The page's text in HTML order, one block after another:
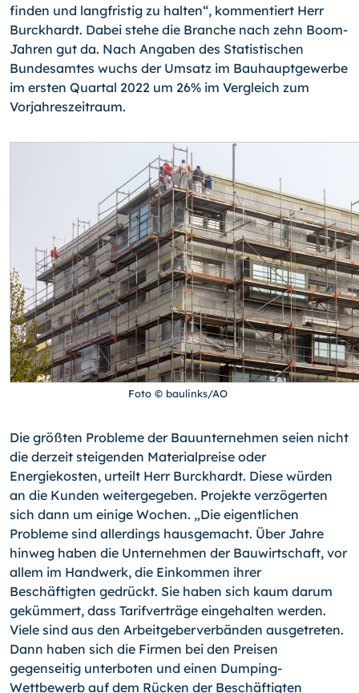
finden und langfristig zu halten“, kommentiert Herr
Burckhardt. Dabei stehe die Branche nach zehn Boom-
Jahren gut da. Nach Angaben des Statistischen
Bundesamtes wuchs der Umsatz im Bauhauptgewerbe
im ersten Quartal 2022 um 26% im Vergleich zum
Vorjahreszeitraum.
Foto © baulinks/AO
Die größten Probleme der Bauunternehmen seien nicht
die derzeit steigenden Materialpreise oder
Energiekosten, urteilt Herr Burckhardt. Diese würden
an die Kunden weitergegeben. Projekte verzögerten
sich dann um einige Wochen. „Die eigentlichen
Probleme sind allerdings hausgemacht. Über Jahre
hinweg haben die Unternehmen der Bauwirtschaft, vor
allem im Handwerk, die Einkommen ihrer
Beschäftigten gedrückt. Sie haben sich kaum darum
gekümmert, dass Tarifverträge eingehalten werden.
Viele sind aus den Arbeitgeberverbänden ausgetreten.
Dann haben sich die Firmen bei den Preisen
gegenseitig unterboten und einen Dumping-
Wettbewerb auf dem Rücken der Beschäftigten